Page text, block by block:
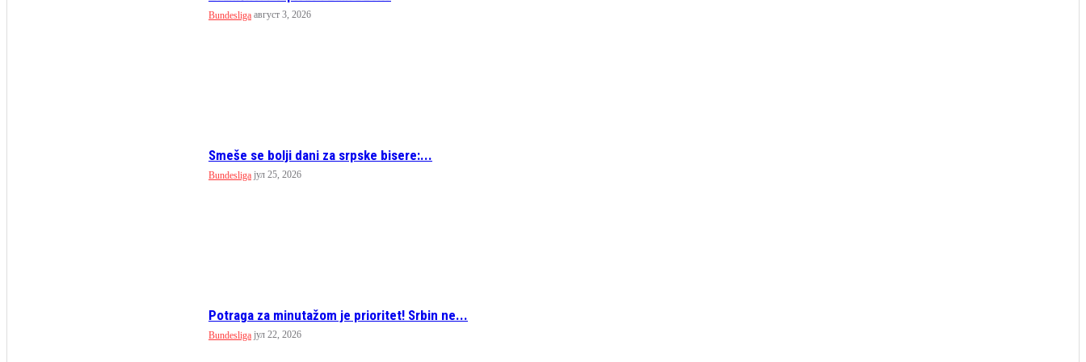
Bundesliga август 3, 2026
Smeše se bolji dani za srpske bisere:...
Bundesliga јул 25, 2026
Potraga za minutažom je prioritet! Srbin ne...
Bundesliga јул 22, 2026